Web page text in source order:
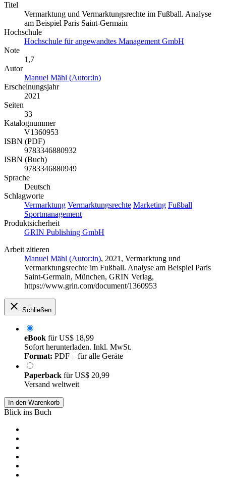
Titel
Vermarktung und Vermarktungsrechte im Fußball. Analyse
am Beispiel Paris Saint-Germain
Hochschule
Hochschule für angewandtes Management GmbH
Note
1,7
Autor
Manuel Mähl (Autor:in)
Erscheinungsjahr
2021
Seiten
33
Katalognummer
V1360953
ISBN (PDF)
9783346880932
ISBN (Buch)
9783346880949
Sprache
Deutsch
Schlagworte
Vermarktung Vermarktungsrechte Marketing Fußball
Sportmanagement
Produktsicherheit
GRIN Publishing GmbH
Arbeit zitieren
Manuel Mähl (Autor:in), 2021, Vermarktung und
Vermarktungsrechte im Fußball. Analyse am Beispiel Paris
Saint-Germain, München, GRIN Verlag,
https://www.grin.com/document/1360953
Schließen
eBook fürUS$ 18,99
Sofort herunterladen. Inkl. MwSt.
Format: PDF – für alle Geräte
Paperback fürUS$ 20,99
Versand weltweit
In den Warenkorb
Blick ins Buch